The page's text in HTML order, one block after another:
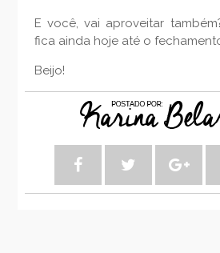
E você, vai aproveitar
fica ainda hoje até o
Beijo!